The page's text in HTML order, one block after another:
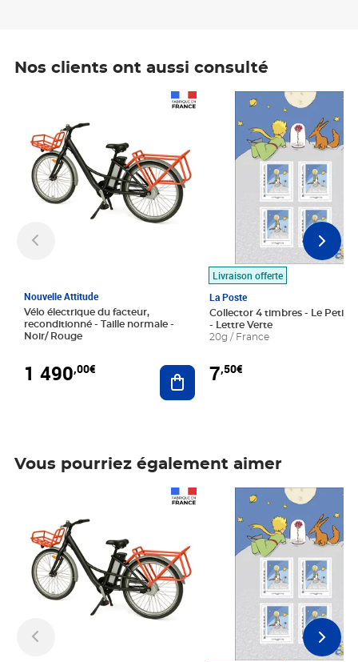
Nos clients ont aussi consulté
Nouvelle Attitude
Vélo électrique du facteur,
reconditionné - Taille normale -
Noir/ Rouge
1 490,00€ Ajouter au panier
Livraison offerte
La Poste
Collector 4 timbres - Le Petit
- Lettre Verte
20g / France
7,50€
Prix 7,50€
Vous pourriez également aimer
Prix 7,50€